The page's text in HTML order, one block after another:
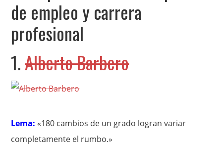
de empleo y carrera
profesional
1.Alberto Barbero
Lema: «180 cambios de un grado logran variar
completamente el rumbo.»